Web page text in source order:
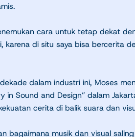
cara untuk tetap dekat
karena di situ saya bisa bercerita
dalam industri ini, Moses
in Sound and Design” dalam
cerita di balik suara dan
bagaimana musik dan visual